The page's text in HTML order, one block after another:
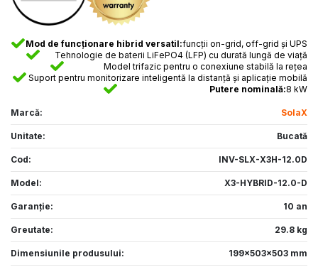
Mod de funcționare hibrid versatil:funcții on-grid, off-grid și UPS
Tehnologie de baterii LiFePO4 (LFP) cu durată lungă de viață
Model trifazic pentru o conexiune stabilă la rețea
Suport pentru monitorizare inteligentă la distanță și aplicație mobilă
Putere nominală:8 kW
Marcă: SolaX
Unitate: Bucată
Cod: INV-SLX-X3H-12.0D
Model: X3-HYBRID-12.0-D
Garanție: 10 an
Greutate: 29.8 kg
Dimensiunile produsului: 199x503x503 mm